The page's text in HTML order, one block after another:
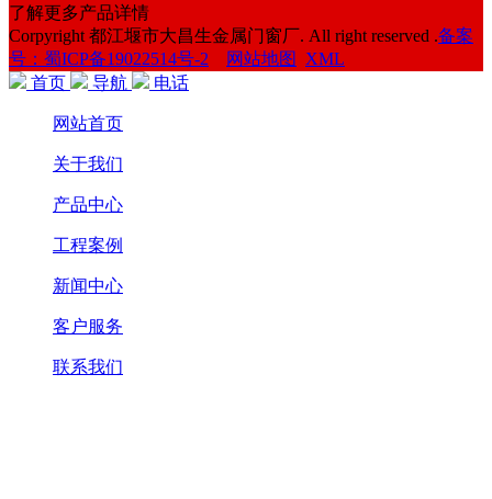
了解更多产品详情
Corpyright 都江堰市大昌生金属门窗厂. All right reserved .备案
号：蜀ICP备19022514号-2
网站地图
XML
首页
导航 电话
网站首页
关于我们
产品中心
工程案例
新闻中心
客户服务
联系我们